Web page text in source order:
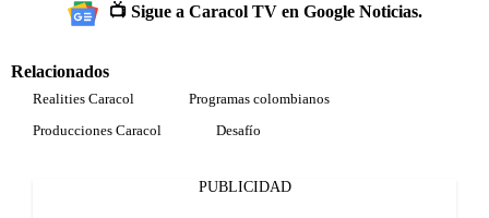
📺 Sigue a Caracol TV en Google Noticias.
Relacionados
Realities Caracol
Programas colombianos
Producciones Caracol
Desafío
PUBLICIDAD